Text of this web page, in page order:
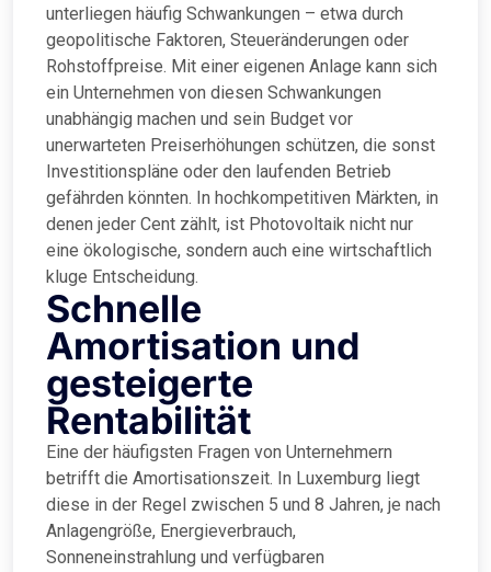
unterliegen häufig Schwankungen – etwa durch
geopolitische Faktoren, Steueränderungen oder
Rohstoffpreise. Mit einer eigenen Anlage kann sich
ein Unternehmen von diesen Schwankungen
unabhängig machen und sein Budget vor
unerwarteten Preiserhöhungen schützen, die sonst
Investitionspläne oder den laufenden Betrieb
gefährden könnten. In hochkompetitiven Märkten, in
denen jeder Cent zählt, ist Photovoltaik nicht nur
eine ökologische, sondern auch eine wirtschaftlich
kluge Entscheidung.
Schnelle
Amortisation und
gesteigerte
Rentabilität
Eine der häufigsten Fragen von Unternehmern
betrifft die Amortisationszeit. In Luxemburg liegt
diese in der Regel zwischen 5 und 8 Jahren, je nach
Anlagengröße, Energieverbrauch,
Sonneneinstrahlung und verfügbaren